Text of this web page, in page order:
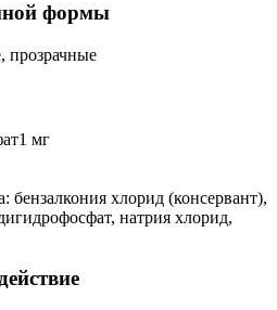
формы
прозрачные
мг
бензалкония хлорид (консервант),
натрия хлорид,